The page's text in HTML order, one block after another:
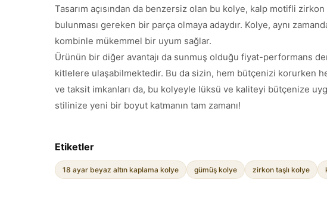
Tasarım açısından da benzersiz olan bu kolye, kalp motifli
bulunması gereken bir parça olmaya adaydır. Kolye, aynı
kombinle mükemmel bir uyum sağlar.
Ürünün bir diğer avantajı da sunmuş olduğu fiyat-performans
kitlelere ulaşabilmektedir. Bu da sizin, hem bütçenizi korurken
ve taksit imkanları da, bu kolyeyle lüksü ve kaliteyi bütçenize
stilinize yeni bir boyut katmanın tam zamanı!
Etiketler
18 ayar beyaz altın kaplama kolye gümüş kolye zirkon taşlı kolye